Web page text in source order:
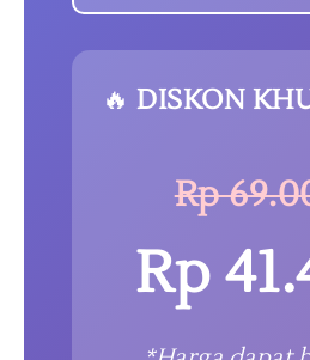
🔥DISKON
Rp
Rp